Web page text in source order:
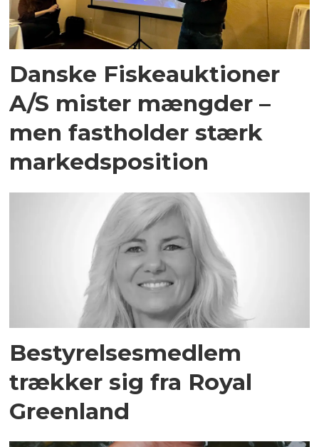
Danske Fiskeauktioner
A/S mister mængder –
men fastholder stærk
markedsposition
Bestyrelsesmedlem
trækker sig fra Royal
Greenland